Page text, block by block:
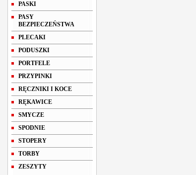
PASKI
PASY
BEZPIECZEŃSTWA
PLECAKI
PODUSZKI
PORTFELE
PRZYPINKI
RĘCZNIKI I KOCE
RĘKAWICE
SMYCZE
SPODNIE
STOPERY
TORBY
ZESZYTY